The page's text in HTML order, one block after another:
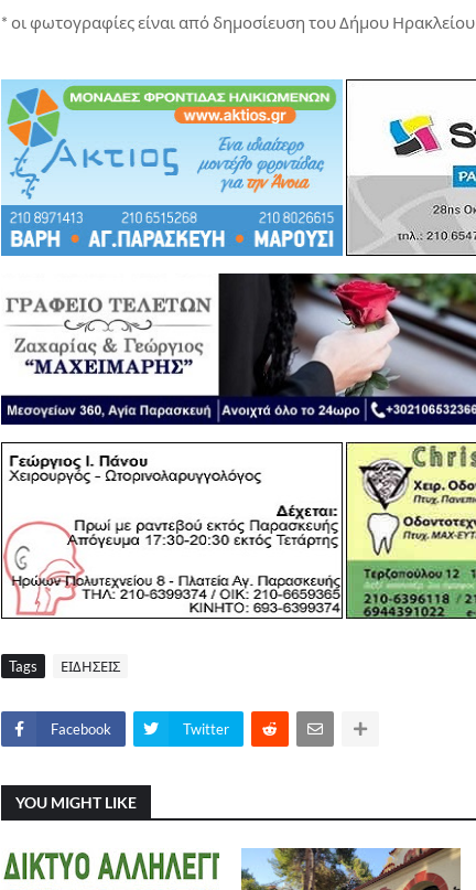
* οι φωτογραφίες είναι από δημοσίευση του Δήμου Ηρακλείου
Tags ΕΙΔΗΣΕΙΣ
Facebook Twitter
YOU MIGHT LIKE